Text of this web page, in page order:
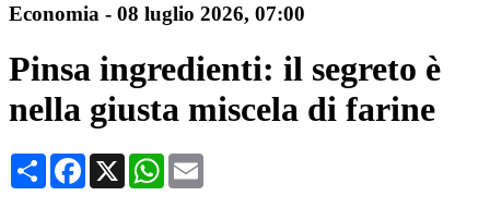
Economia - 08 luglio 2026, 07:00
Pinsa ingredienti: il segreto è
nella giusta miscela di farine
CondividiFacebook
X WhatsApp